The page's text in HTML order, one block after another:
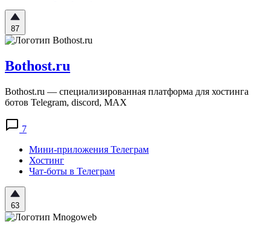
87
Bothost.ru
Bothost.ru — специализированная платформа для хостинга
ботов Telegram, discord, MAX
7
Мини-приложения Телеграм
Хостинг
Чат-боты в Телеграм
63